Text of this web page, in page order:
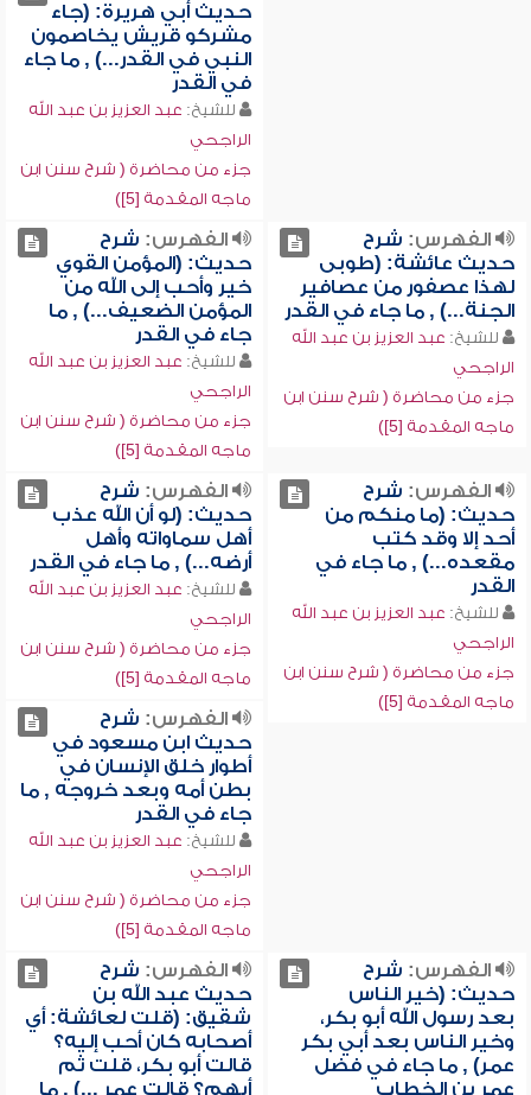
حديث أبي هريرة: (جاء
مشركو قريش يخاصمون
النبي في القدر...) , ما جاء
في القدر
للشيخ: عبد العزيز بن عبد الله
الراجحي
جزء من محاضرة ( شرح سنن ابن
ماجه المقدمة [5])
الفهرس: شرح
حديث عائشة: (طوبى
لهذا عصفور من عصافير
الجنة...) , ما جاء في القدر
للشيخ: عبد العزيز بن عبد الله
الراجحي
جزء من محاضرة ( شرح سنن ابن
ماجه المقدمة [5])
الفهرس: شرح
حديث: (المؤمن القوي
خير وأحب إلى الله من
المؤمن الضعيف...) , ما
جاء في القدر
للشيخ: عبد العزيز بن عبد الله
الراجحي
جزء من محاضرة ( شرح سنن ابن
ماجه المقدمة [5])
الفهرس: شرح
حديث: (ما منكم من
أحد إلا وقد كتب
مقعده...) , ما جاء في
القدر
للشيخ: عبد العزيز بن عبد الله
الراجحي
جزء من محاضرة ( شرح سنن ابن
ماجه المقدمة [5])
الفهرس: شرح
حديث: (لو أن الله عذب
أهل سماواته وأهل
أرضه...) , ما جاء في القدر
للشيخ: عبد العزيز بن عبد الله
الراجحي
جزء من محاضرة ( شرح سنن ابن
ماجه المقدمة [5])
الفهرس: شرح
حديث ابن مسعود في
أطوار خلق الإنسان في
بطن أمه وبعد خروجه , ما
جاء في القدر
للشيخ: عبد العزيز بن عبد الله
الراجحي
جزء من محاضرة ( شرح سنن ابن
ماجه المقدمة [5])
الفهرس: شرح
حديث: (خير الناس
بعد رسول الله أبو بكر،
وخير الناس بعد أبي بكر
عمر) , ما جاء في فضل
عمر بن الخطاب
الفهرس: شرح
حديث عبد الله بن
شقيق: (قلت لعائشة: أي
أصحابه كان أحب إليه؟
قالت أبو بكر، قلت ثم
أيهم؟ قالت عمر ...) , ما